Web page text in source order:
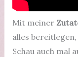
Mit meiner
alles
Schau auch mal